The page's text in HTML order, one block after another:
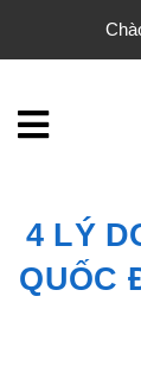
4 LÝ
QUỐC